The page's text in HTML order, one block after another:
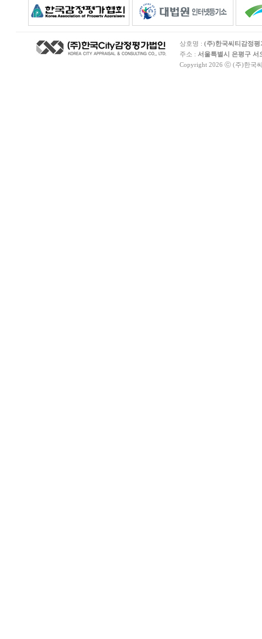
상호명 : (주)한국씨티감정평
주소 : 서울특별시 은평구 서
Copyright 2026 ⓒ (주)한국